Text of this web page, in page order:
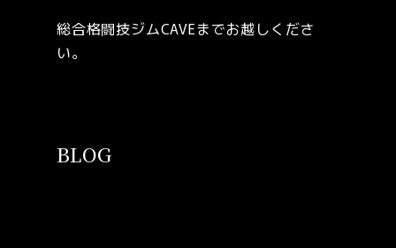
総合格闘技ジムCAVEまでお越しくださ
い。
BLOG